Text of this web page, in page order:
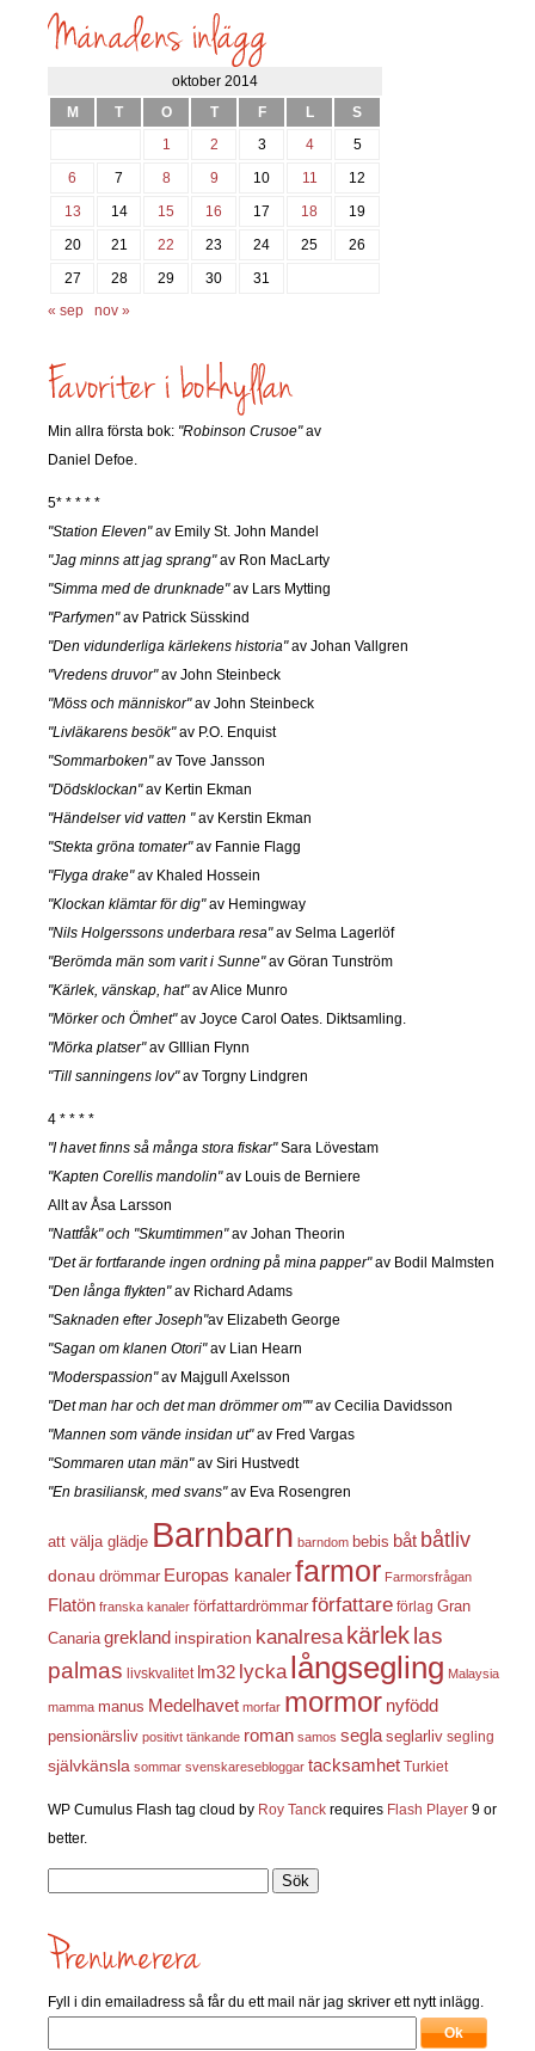
söks?
oktober 2014
M
T O T F L
S
1
2 3 4
5
6
7 8 9 10 11
12
13
14 15 16 17 18
19
20
21 22 23 24 25
26
27
28 29 30
31
« sep
nov »
Min allra första bok: "Robinson Crusoe"av
Daniel Defoe.
5* * * * *
"Station Eleven"av Emily St. John Mandel
"Jag minns att jag sprang"av Ron MacLarty
"Simma med de drunknade"av Lars Mytting
"Parfymen"av Patrick Süsskind
"Den vidunderliga kärlekens historia"av Johan Vallgren
"Vredens druvor"av John Steinbeck
"Möss och människor"av John Steinbeck
"Livläkarens besök"av P.O. Enquist
"Sommarboken"av Tove Jansson
"Dödsklockan"av Kertin Ekman
"Händelser vid vatten "av Kerstin Ekman
"Stekta gröna tomater"av Fannie Flagg
"Flyga drake"av Khaled Hossein
"Klockan klämtar för dig"av Hemingway
"Nils Holgerssons underbara resa"av Selma Lagerlöf
"Berömda män som varit i Sunne"av Göran Tunström
"Kärlek, vänskap, hat"av Alice Munro
"Mörker och Ömhet"av Joyce Carol Oates. Diktsamling.
"Mörka platser"av GIllian Flynn
"Till sanningens lov"av Torgny Lindgren
4 * * * *
"I havet finns så många stora fiskar"Sara Lövestam
"Kapten Corellis mandolin"av Louis de Berniere
Allt av Åsa Larsson
"Nattfåk" och "Skumtimmen"av Johan Theorin
"Det är fortfarande ingen ordning på mina papper"av Bodil Malmsten
"Den långa flykten"av Richard Adams
"Saknaden efter Joseph"av Elizabeth George
"Sagan om klanen Otori"av Lian Hearn
"Moderspassion"av Majgull Axelsson
"Det man har och det man drömmer om""av Cecilia Davidsson
"Mannen som vände insidan ut"av Fred Vargas
"Sommaren utan män"av Siri Hustvedt
"En brasiliansk, med svans"av Eva Rosengren
att välja glädje Barnbarn barndom bebis båt båtliv
donau drömmar Europas kanalerfarmor Farmorsfrågan
Flatön franska kanaler författardrömmar författare förlag Gran
Canaria grekland inspiration kanalresa kärleklas
palmas livskvalitet lm32 lycka långsegling Malaysia
mamma manus Medelhavet morfar mormor nyfödd
pensionärsliv positivt tänkande roman samos segla seglarliv segling
självkänsla sommar svenskaresebloggar tacksamhet Turkiet
WP Cumulus Flash tag cloud by Roy Tanck requires Flash Player 9 or
better.
Fyll i din emailadress så får du ett mail när jag skriver ett nytt inlägg.